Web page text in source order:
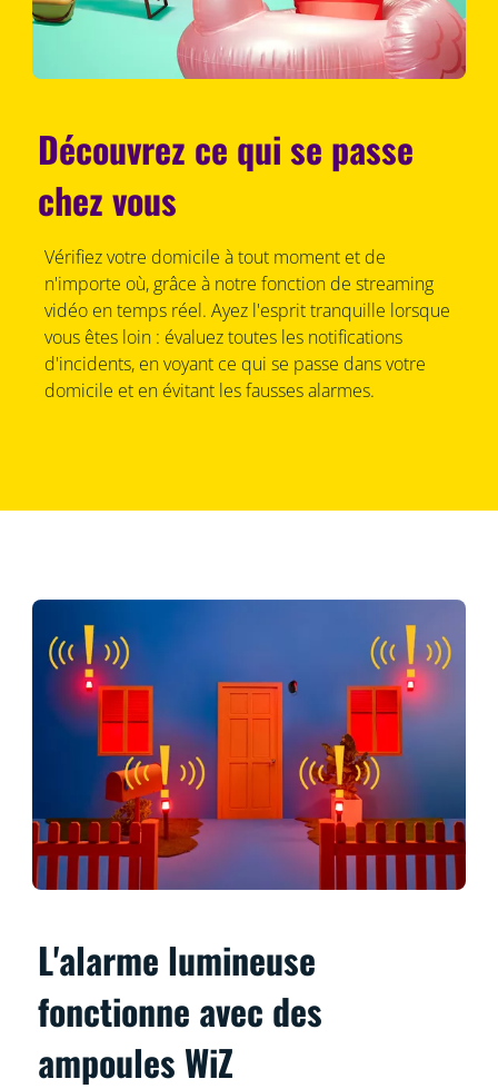
Découvrez ce qui se passe
chez vous
Vérifiez votre domicile à tout moment et de
n'importe où, grâce à notre fonction de streaming
vidéo en temps réel. Ayez l'esprit tranquille lorsque
vous êtes loin : évaluez toutes les notifications
d'incidents, en voyant ce qui se passe dans votre
domicile et en évitant les fausses alarmes.
L'alarme lumineuse
fonctionne avec des
ampoules WiZ